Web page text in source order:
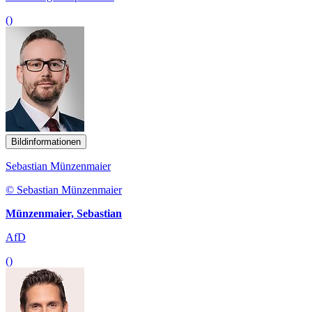
()
Bildinformationen
Sebastian Münzenmaier
© Sebastian Münzenmaier
Münzenmaier, Sebastian
AfD
()